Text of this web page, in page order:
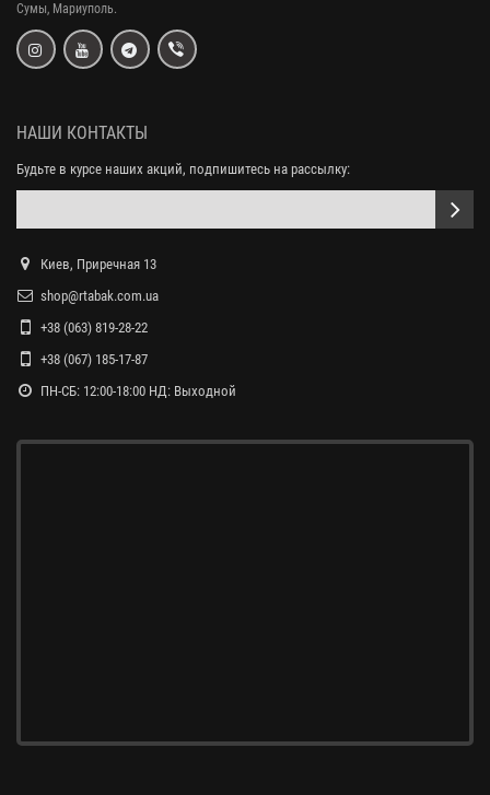
Сумы, Мариуполь.
НАШИ КОНТАКТЫ
Будьте в курсе наших акций, подпишитесь на рассылку:
Киев, Приречная 13
shop@rtabak.com.ua
+38 (063) 819-28-22
+38 (067) 185-17-87
ПН-СБ: 12:00-18:00 НД: Выходной